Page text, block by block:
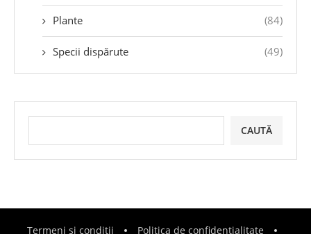
Plante (84)
Specii dispărute (49)
CAUTĂ
Termeni și condiții Politica de confidențialitate